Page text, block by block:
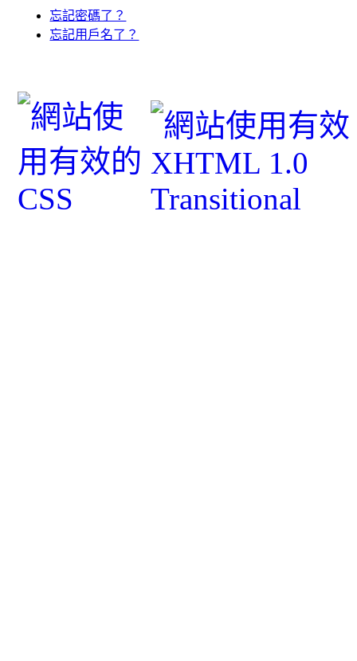
忘記密碼了？
忘記用戶名了？